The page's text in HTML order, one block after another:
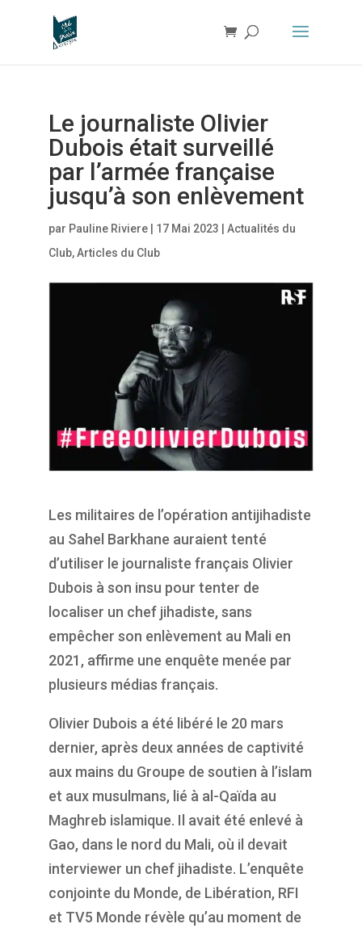
Le journaliste Olivier
Dubois était surveillé
par l’armée française
jusqu’à son enlèvement
par Pauline Riviere| 17 Mai 2023
Actualités du
Club,Articles du Club
Les militaires de l’opération antijihadiste
au Sahel Barkhane auraient tenté
d’utiliser le journaliste français Olivier
Dubois à son insu pour tenter de
localiser un chef jihadiste, sans
empêcher son enlèvement au Mali en
2021, affirme une enquête menée par
plusieurs médias français.
Olivier Dubois a été libéré le 20 mars
dernier, après deux années de captivité
aux mains du Groupe de soutien à l’islam
et aux musulmans, lié à al-Qaïda au
Maghreb islamique. Il avait été enlevé à
Gao, dans le nord du Mali, où il devait
interviewer un chef jihadiste. L’enquête
conjointe du Monde, de Libération, RFI
et TV5 Monde révèle qu’au moment de